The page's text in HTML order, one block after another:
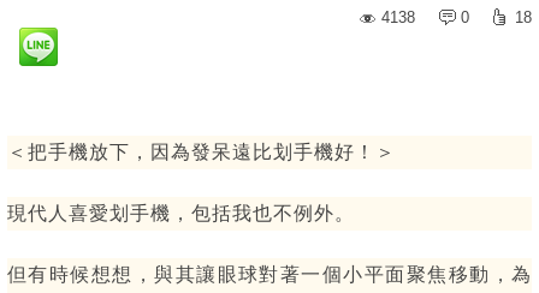
4138
0 18
＜把手機放下，因為發呆遠比划手機好！＞
現代人喜愛划手機，包括我也不例外。
但有時候想想，與其讓眼球對著一個小平面聚焦移動，為